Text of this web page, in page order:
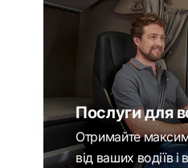
Послуги для
Отримайте
від ваших водіїв і